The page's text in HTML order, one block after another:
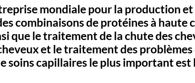
mondiale pour la production
combinaisons de protéines à
que le traitement de la chute des
et le traitement des
soins capillaires le plus important